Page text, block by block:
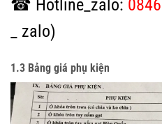
☎ Hotline_zalo:
_ zalo)
1.3 Bảng giá phụ kiện